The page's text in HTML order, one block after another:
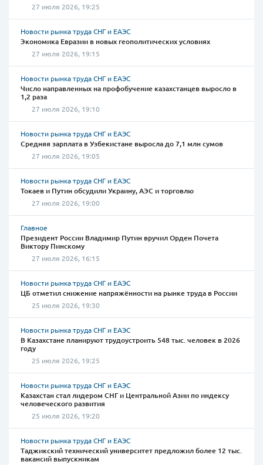
27 июля 2026, 19:25
Новости рынка труда СНГ и ЕАЭС
Экономика Евразии в новых геополитических условиях
27 июля 2026, 19:15
Новости рынка труда СНГ и ЕАЭС
Число направленных на профобучение казахстанцев выросло в
1,2 раза
27 июля 2026, 19:10
Новости рынка труда СНГ и ЕАЭС
Средняя зарплата в Узбекистане выросла до 7,1 млн сумов
27 июля 2026, 19:05
Новости рынка труда СНГ и ЕАЭС
Токаев и Путин обсудили Украину, АЭС и торговлю
27 июля 2026, 19:00
Главное
Президент России Владимир Путин вручил Орден Почета
Виктору Пинскому
27 июля 2026, 16:15
Новости рынка труда СНГ и ЕАЭС
ЦБ отметил снижение напряжённости на рынке труда в России
25 июля 2026, 19:30
Новости рынка труда СНГ и ЕАЭС
В Казахстане планируют трудоустроить 548 тыс. человек в 2026
году
25 июля 2026, 19:25
Новости рынка труда СНГ и ЕАЭС
Казахстан стал лидером СНГ и Центральной Азии по индексу
человеческого развития
25 июля 2026, 19:20
Новости рынка труда СНГ и ЕАЭС
Таджикский технический университет предложил более 12 тыс.
вакансий выпускникам